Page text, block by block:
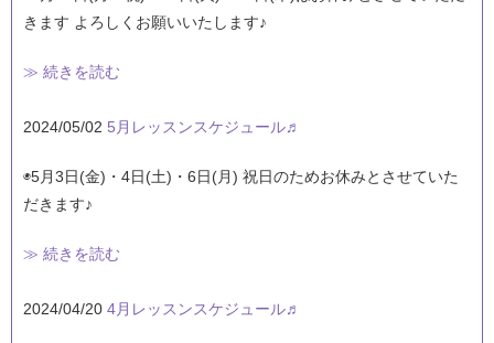
きます よろしくお願いいたします♪
≫ 続きを読む
2024/05/02 5月レッスンスケジュール♬
◉5月3日(金)・4日(土)・6日(月) 祝日のためお休みとさせていた
だきます♪
≫ 続きを読む
2024/04/20 4月レッスンスケジュール♬